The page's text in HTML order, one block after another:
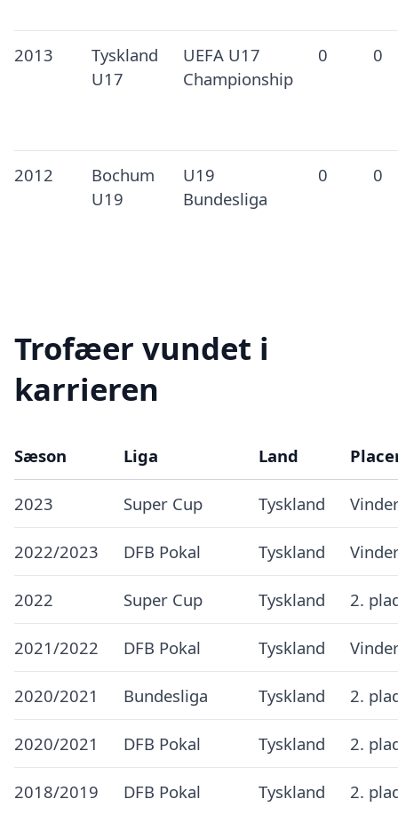
2013
Tyskland
U17
UEFA U17
Championship
0 0
2012
Bochum
U19
U19
Bundesliga
0 0
Trofæer vundet i
karrieren
Sæson Liga Land
2023 Super Cup Tyskland
2022/2023 DFB Pokal Tyskland
2022 Super Cup Tyskland 2.
2021/2022 DFB Pokal Tyskland
2020/2021 Bundesliga Tyskland 2.
2020/2021 DFB Pokal Tyskland 2.
2018/2019 DFB Pokal Tyskland 2.